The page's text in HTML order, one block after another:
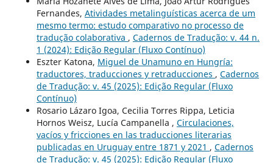
Fernandes, Atividades metalinguísticas acerca de um
mesmo termo: estudo comparativo no processo de
tradução colaborativa , Cadernos de Tradução: v. 44 n.
1 (2024): Edição Regular (Fluxo Contínuo)
Eszter Katona, Miguel de Unamuno en Hungría:
traductores, traducciones y retraducciones , Cadernos
de Tradução: v. 45 (2025): Edição Regular (Fluxo
Contínuo)
Rosario Lázaro Igoa, Cecilia Torres Rippa, Leticia
Hornos Weisz, Lucía Campanella , Circulaciones,
vacíos y fricciones en las traducciones literarias
publicadas en Uruguay entre 1871 y 2021 , Cadernos
de Tradução: v. 45 (2025): Edição Regular (Fluxo